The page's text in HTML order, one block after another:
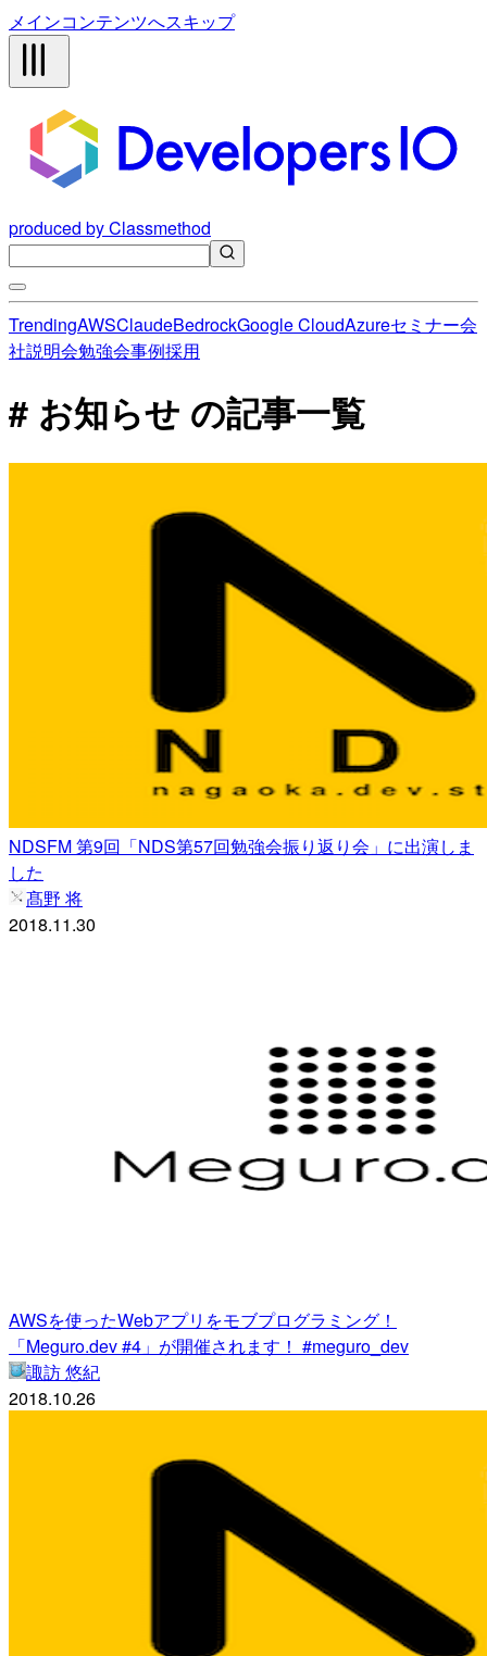
メインコンテンツへスキップ
produced by Classmethod
TrendingAWSClaudeBedrockGoogle CloudAzureセミナー会
社説明会勉強会事例採用
# お知らせ の記事一覧
NDSFM 第9回「NDS第57回勉強会振り返り会」に出演しま
した
髙野 将
2018.11.30
AWSを使ったWebアプリをモブプログラミング！
「Meguro.dev #4」が開催されます！ #meguro_dev
諏訪 悠紀
2018.10.26